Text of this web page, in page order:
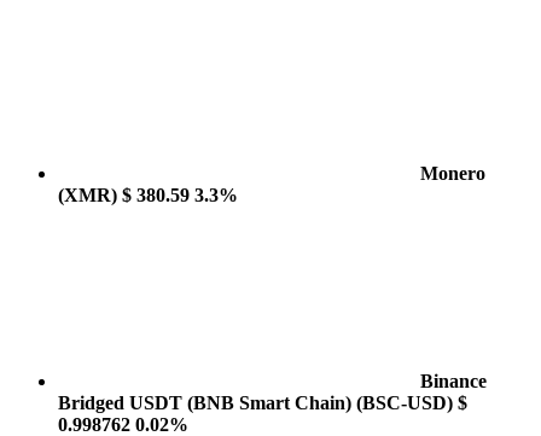
Monero
(XMR) $ 380.59 3.3%
Binance
Bridged USDT (BNB Smart Chain) (BSC-USD) $
0.998762 0.02%